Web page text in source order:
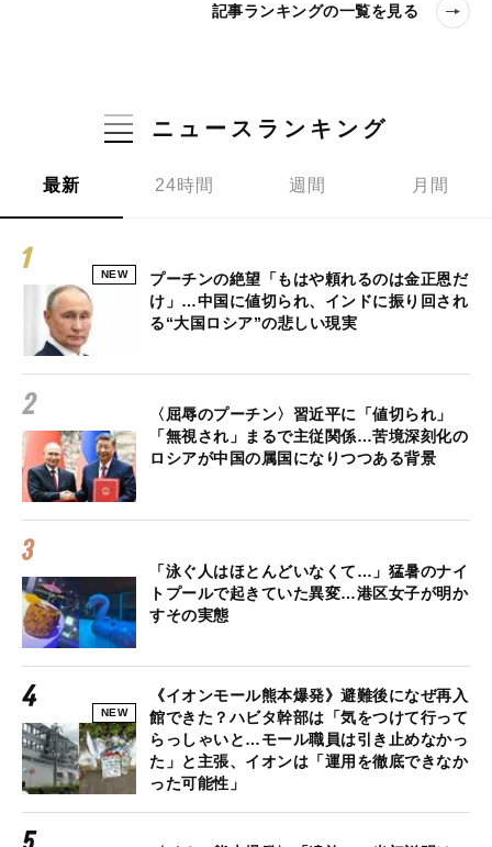
記事ランキングの一覧を見る
ニュースランキング
最新 24時間 週間 月間
NEW
プーチンの絶望「もはや頼れるのは金正恩だ
け」…中国に値切られ、インドに振り回され
る“大国ロシア”の悲しい現実
〈屈辱のプーチン〉習近平に「値切られ」
「無視され」まるで主従関係…苦境深刻化の
ロシアが中国の属国になりつつある背景
「泳ぐ人はほとんどいなくて…」猛暑のナイ
トプールで起きていた異変…港区女子が明か
すその実態
NEW
《イオンモール熊本爆発》避難後になぜ再入
館できた？ハビタ幹部は「気をつけて行って
らっしゃいと…モール職員は引き止めなかっ
た」と主張、イオンは「運用を徹底できなか
った可能性」